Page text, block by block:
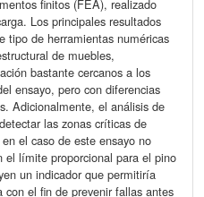
finitos (FEA), realizado
Los principales resultados
tipo de herramientas numéricas
de muebles,
bastante cercanos a los
ensayo, pero con diferencias
Adicionalmente, el análisis de
las zonas críticas de
el caso de este ensayo no
el límite proporcional para el pino
un indicador que permitiría
con el fin de prevenir fallas antes